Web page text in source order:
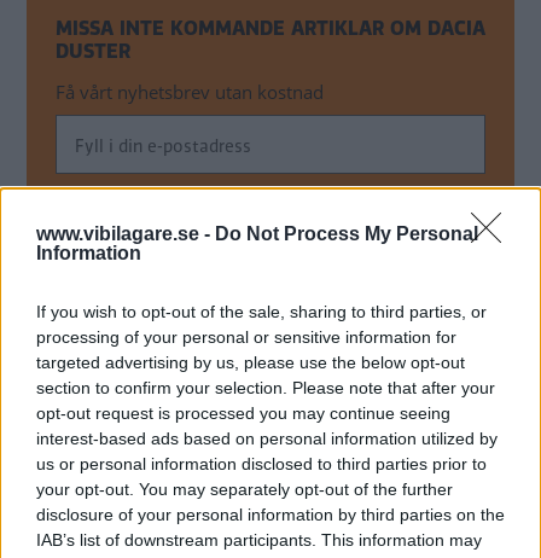
www.vibilagare.se - Do Not Process My Personal
Information
If you wish to opt-out of the sale, sharing to third parties, or
processing of your personal or sensitive information for
targeted advertising by us, please use the below opt-out
section to confirm your selection. Please note that after your
opt-out request is processed you may continue seeing
interest-based ads based on personal information utilized by
us or personal information disclosed to third parties prior to
your opt-out. You may separately opt-out of the further
disclosure of your personal information by third parties on the
IAB’s list of downstream participants. This information may
MISSA INTE KOMMANDE ARTIKLAR OM DACIA
DUSTER
Få vårt nyhetsbrev utan kostnad
personuppgiftspolicy.
MER FRÅN VI BILÄGARE
Hårda krav på
semesterbilen
LÅNGTEST